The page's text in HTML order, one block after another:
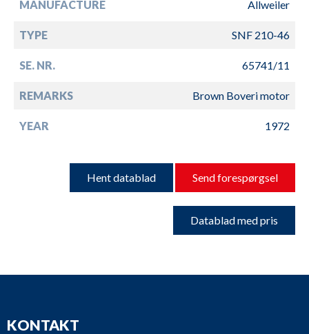
MANUFACTURE Allweiler
TYPE SNF 210-46
SE. NR. 65741/11
REMARKS Brown Boveri motor
YEAR 1972
Hent datablad Send forespørgsel
Datablad med pris
KONTAKT